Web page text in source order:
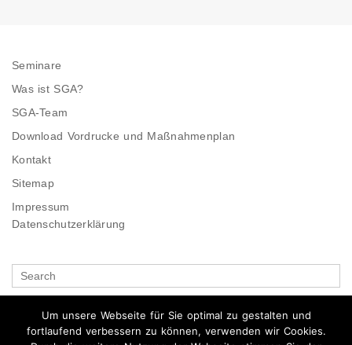
Seminare
Was ist SGA?
SGA-Team
Download Vordrucke und Maßnahmenplan
Kontakt
Sitemap
Impressum
Datenschutzerklärung
Search
for
Um unsere Webseite für Sie optimal zu gestalten und
fortlaufend verbessern zu können, verwenden wir Cookies.